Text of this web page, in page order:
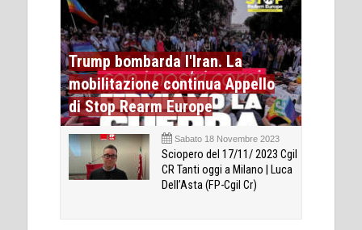
Trump bombarda l'Iran. La
mobilitazione continua Appello
di Stop Rearm Europe
Sabato 18 Novembre 2023
Sciopero del 17/11/ 2023 Cgil
CR Tanti oggi a Milano | Luca
Dell’Asta (FP-Cgil Cr)